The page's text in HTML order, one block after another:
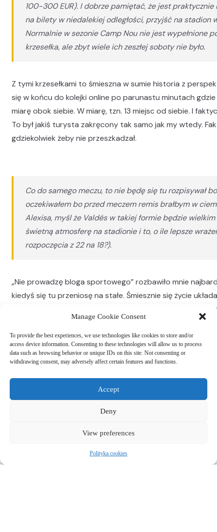
Manage Cookie Consent
To provide the best experiences, we use technologies like cookies to store and/or
access device information. Consenting to these technologies will allow us to process
data such as browsing behavior or unique IDs on this site. Not consenting or
withdrawing consent, may adversely affect certain features and functions.
Accept
Deny
View preferences
Polityka cookies
100-300 EUR). I dobrze pamiętać, że jest
na bilety w niedalekiej odległości, przyjść na stadion
Normalnie w sezonie Camp Nou nie jest wypełnione
krzesełka, ale zbyt wiele ich zeszłej soboty nie było.
Z tymi krzesełkami to śmieszna w sumie historia z
się w końcu do kolejki online po parunastu minutach
miarę obok siebie. W miarę, tzn. 13 miejsc od siebie. I
To był jakiś turysta zakręcony tak samo jak my wtedy.
gdziekolwiek żeby nie przeszkadzał.
Co do samego meczu, to nie będę się tu rozpisywał
oczekiwałem bo przed meczem remis brałbym w
Alexisa, myśl że Valdés w takiej formie będzie
świetną atmosferę na stadionie i to, o ile lepsze
rozpoczęcia z 22 na 18?).
„Nie prowadzę bloga sportowego” rozbawiło mnie
kiedyś się tu przeniosę na stałe. Śmiesznie się życie
Valdés dla mnie był zawsze kryminalnie niedocenianym
I na miłość boską takie mecze powinno się grać przy
I na koniec ostatni już fragment:
Siedząc już na stadionie i patrząc na boisko
życia. A patrząc na to, jak się moje życie układa